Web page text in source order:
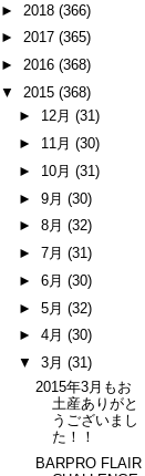
► 2018 (366)
► 2017 (365)
► 2016 (368)
▼ 2015 (368)
► 12月 (31)
► 11月 (30)
► 10月 (31)
► 9月 (30)
► 8月 (32)
► 7月 (31)
► 6月 (30)
► 5月 (32)
► 4月 (30)
▼ 3月 (31)
2015年3月もお
土産ありがと
うございまし
た！！
BARPRO FLAIR